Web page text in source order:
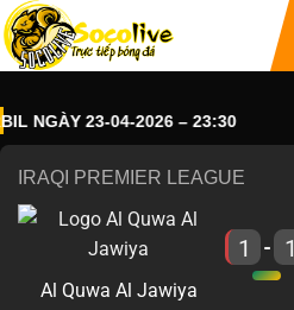
NGÀY 23-04-2026 – 23:30
IRAQI PREMIER LEAGUE
Al Quwa Al Jawiya
1 - 1